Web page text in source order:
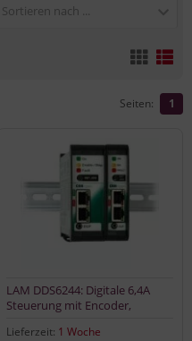
Sortieren nach ...
Seiten: 1
LAM DDS6244: Digitale 6,4A
Steuerung mit Encoder,
Lieferzeit: 1 Woche